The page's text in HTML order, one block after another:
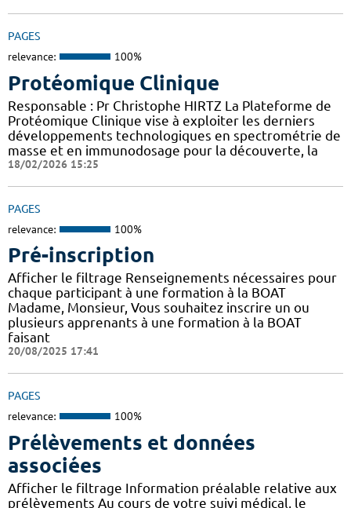
PAGES
relevance: 100%
Protéomique Clinique
Responsable : Pr Christophe HIRTZ La Plateforme de
Protéomique Clinique vise à exploiter les derniers
développements technologiques en spectrométrie de
masse et en immunodosage pour la découverte, la
18/02/2026 15:25
PAGES
relevance: 100%
Pré-inscription
Afficher le filtrage Renseignements nécessaires pour
chaque participant à une formation à la BOAT
Madame, Monsieur, Vous souhaitez inscrire un ou
plusieurs apprenants à une formation à la BOAT
faisant
20/08/2025 17:41
PAGES
relevance: 100%
Prélèvements et données
associées
Afficher le filtrage Information préalable relative aux
prélèvements Au cours de votre suivi médical, le